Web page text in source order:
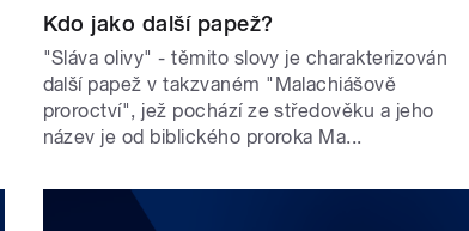
Kdo jako další papež?
"Sláva olivy" - těmito slovy je charakterizován
další papež v takzvaném "Malachiášově
proroctví", jež pochází ze středověku a jeho
název je od biblického proroka Ma...